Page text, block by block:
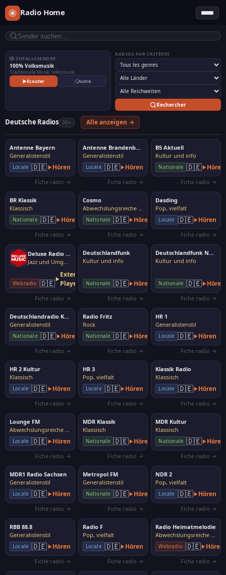
Radio Home
🎲 ZUFALLSSENDER
100% Volksmusik
Traditionelle Musik, Volksmusik
Écouter
Autre
RADIOS PAR CRITÈRES
Rechercher
Deutsche Radios 36+ Alle anzeigen →
Antenne Bayern
Generalistenstil
Locale 🇩🇪 Hören
Fiche radio →
Antenne Brandenburg
Generalistenstil
Locale 🇩🇪 Hören
Fiche radio →
B5 Aktuell
Kultur und info
Nationale 🇩🇪 Hören
Fiche radio →
BR Klassik
Klassisch
Nationale 🇩🇪 Hören
Fiche radio →
Cosmo
Abwechslungsreiche Musik
Nationale 🇩🇪 Hören
Fiche radio →
Dasding
Pop, vielfalt
Locale 🇩🇪 Hören
Fiche radio →
Deluxe Radio Easy
Jazz und Umgebung
Webradio 🇩🇪
Externer
Player
Fiche radio →
Deutschlandfunk
Kultur und info
Nationale 🇩🇪 Hören
Fiche radio →
Deutschlandfunk Nova
Kultur und info
Nationale 🇩🇪 Hören
Fiche radio →
Deutschlandradio Kultur
Generalistenstil
Nationale 🇩🇪 Hören
Fiche radio →
Radio Fritz
Rock
Nationale 🇩🇪 Hören
Fiche radio →
HR 1
Generalistenstil
Locale 🇩🇪 Hören
Fiche radio →
HR 2 Kultur
Klassisch
Locale 🇩🇪 Hören
Fiche radio →
HR 3
Pop, vielfalt
Locale 🇩🇪 Hören
Fiche radio →
Klassik Radio
Klassisch
Locale 🇩🇪 Hören
Fiche radio →
Lounge FM
Abwechslungsreiche Musik
Locale 🇩🇪 Hören
Fiche radio →
MDR Klassik
Klassisch
Nationale 🇩🇪 Hören
Fiche radio →
MDR Kultur
Klassisch
Nationale 🇩🇪 Hören
Fiche radio →
MDR1 Radio Sachsen
Generalistenstil
Locale 🇩🇪 Hören
Fiche radio →
Metropol FM
Generalistenstil
Nationale 🇩🇪 Hören
Fiche radio →
NDR 2
Pop, vielfalt
Locale 🇩🇪 Hören
Fiche radio →
RBB 88.8
Generalistenstil
Locale 🇩🇪 Hören
Fiche radio →
Radio F
Pop, vielfalt
Locale 🇩🇪 Hören
Fiche radio →
Radio Heimatmelodie
Abwechslungsreiche Musik
Webradio 🇩🇪 Hören
Fiche radio →